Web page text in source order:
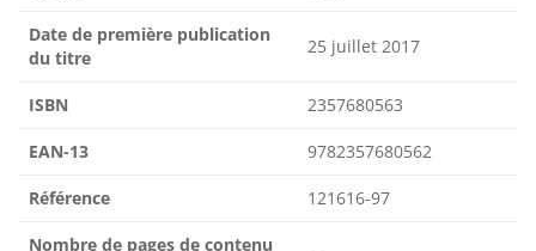
Date de première publication
du titre
25 juillet 2017
ISBN 2357680563
EAN-13 9782357680562
Référence 121616-97
Nombre de pages de contenu